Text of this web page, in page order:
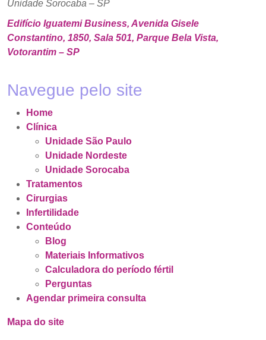
Unidade Sorocaba – SP
Edifício Iguatemi Business, Avenida Gisele
Constantino, 1850, Sala 501, Parque Bela Vista,
Votorantim – SP
Navegue pelo site
Home
Clínica
Unidade São Paulo
Unidade Nordeste
Unidade Sorocaba
Tratamentos
Cirurgias
Infertilidade
Conteúdo
Blog
Materiais Informativos
Calculadora do período fértil
Perguntas
Agendar primeira consulta
Mapa do site